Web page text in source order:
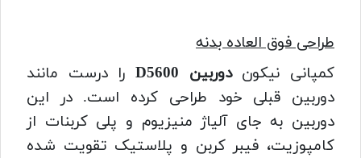
طراحی فوق العاده بدنه
کمپانی نیکوندوربین D5600
را درست مانند
دوربین قبلی خود طراحی کرده است. در این
دوربین به جای آلیاژ منیزیوم و پلی کربنات از
کامپوزیت، فیبر کربن و پلاستیک تقویت شده